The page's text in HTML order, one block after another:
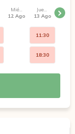
Miércoles
12 Ago
Jueves
13 Ago
11:30
18:30